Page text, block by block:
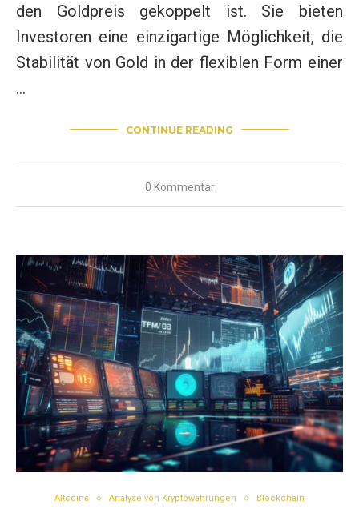
den Goldpreis gekoppelt ist. Sie bieten
Investoren eine einzigartige Möglichkeit, die
Stabilität von Gold in der flexiblen Form einer
…
CONTINUE READING
0 Kommentar
Altcoins Analyse von Kryptowährungen Blockchain